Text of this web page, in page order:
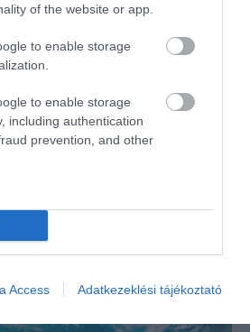
of the website or app.
to enable storage
to enable storage
including authentication
prevention, and other
Access Adatkezeklési tájékoztató
össze az a veteránbusz, amely
nosztalgiajáratként
kulturális tereit. – tudta
OLVASS TOVÁBB